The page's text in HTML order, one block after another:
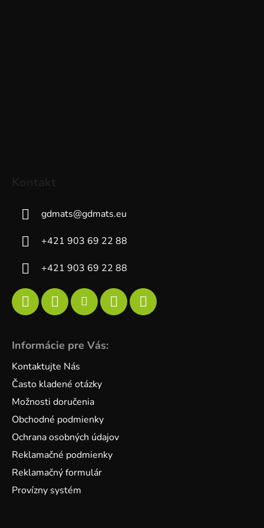
gdmats@gdmats.eu
+421 903 69 22 88
+421 903 69 22 88
Informácie pre Vás:
Kontaktujte Nás
Často kladené otázky
Možnosti doručenia
Obchodné podmienky
Ochrana osobných údajov
Reklamačné podmienky
Reklamačný formulár
Provízny systém